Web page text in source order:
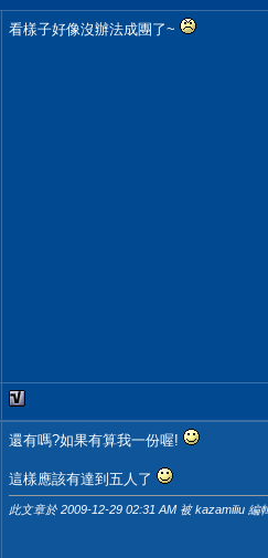
看樣子好像沒辦法成團了~
還有嗎?如果有算我一份喔!
這樣應該有達到五人了
此文章於 2009-12-29 02:31 AM 被 kazamiliu 編